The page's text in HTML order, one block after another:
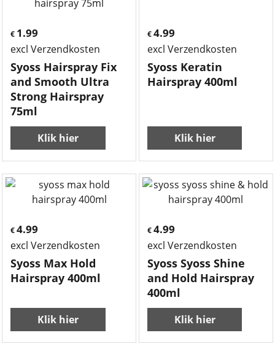
€ 1.99
excl Verzendkosten
Syoss Hairspray Fix
and Smooth Ultra
Strong Hairspray
75ml
Klik hier
€4.99
excl Verzendkosten
Syoss Keratin
Hairspray 400ml
Klik hier
€ 4.99
excl Verzendkosten
Syoss Max Hold
Hairspray 400ml
Klik hier
€4.99
excl Verzendkosten
Syoss Syoss Shine
and Hold Hairspray
400ml
Klik hier